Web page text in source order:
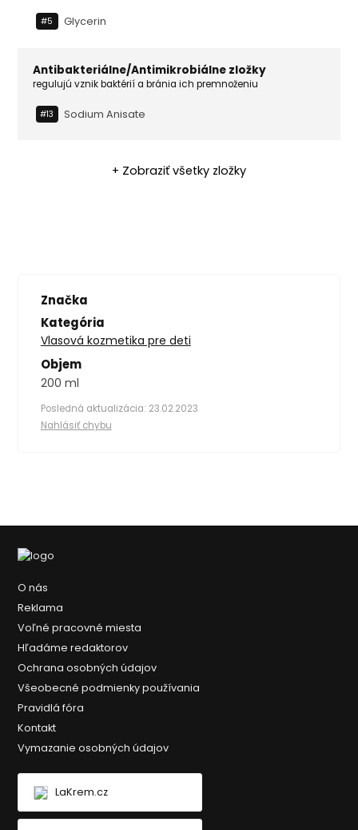
#5 Glycerin
Antibakteriálne/Antimikrobiálne zložky
regulujú vznik baktérií a bránia ich premnoženiu
#13 Sodium Anisate
+ Zobraziť všetky zložky
Značka
Kategória
Vlasová kozmetika pre deti
Objem
200 ml
Posledná aktualizácia: 23.02.2023
Nahlásiť chybu
O nás
Reklama
Voľné pracovné miesta
Hľadáme redaktorov
Ochrana osobných údajov
Všeobecné podmienky používania
Pravidlá fóra
Kontakt
Vymazanie osobných údajov
LaKrem.cz